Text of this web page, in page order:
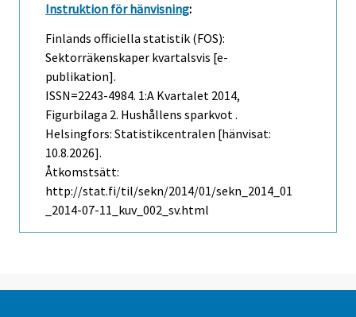
Instruktion för hänvisning:
Finlands officiella statistik (FOS):
Sektorräkenskaper kvartalsvis [e-
publikation].
ISSN=2243-4984. 1:a Kvartalet 2014,
Figurbilaga 2. Hushållens sparkvot .
Helsingfors: Statistikcentralen [hänvisat:
10.8.2026].
Åtkomstsätt:
http://stat.fi/til/sekn/2014/01/sekn_2014_01
_2014-07-11_kuv_002_sv.html